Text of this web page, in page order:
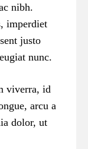
nibh.
imperdiet
justo
nunc.
viverra, id
arcu a
dolor, ut